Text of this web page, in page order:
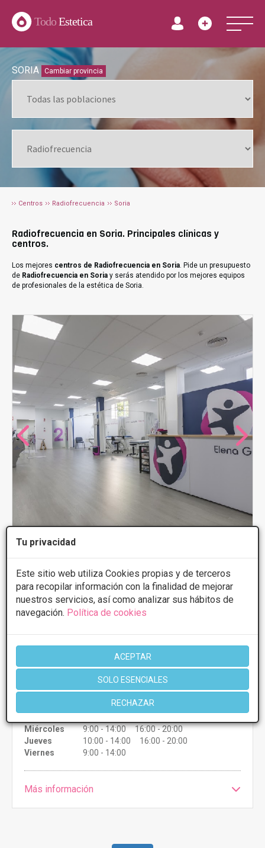
Tu privacidad
Este sitio web utiliza Cookies propias y de terceros
para recopilar información con la finalidad de mejorar
nuestros servicios, así como analizar sus hábitos de
navegación. Política de cookies
ACEPTAR
SOLO ESENCIALES
RECHAZAR
TodoEstetica
SORIA Cambiar provincia
Centros Radiofrecuencia Soria
Radiofrecuencia en Soria. Principales clínicas y
centros.
Los mejores centros de Radiofrecuencia en Soria. Pide un presupuesto
de Radiofrecuencia en Soria y serás atendido por los mejores equipos
de profesionales de la estética de Soria.
CENTRO DE RECONOCIMIENTO MÉDICO Y
FISIOTERAPIA - ELENA GÓMEZ
4.7 6 Opiniones
C/ PALAFOX, 17, Burgo de Osma Ciudad
CONSULTAR/CITA/PRESUPUESTO
9:00 - 14:00 16:00 - 20:00
Miércoles
9:00 - 14:00 16:00 - 20:00
Jueves
10:00 - 14:00 16:00 - 20:00
Viernes
9:00 - 14:00
Más información